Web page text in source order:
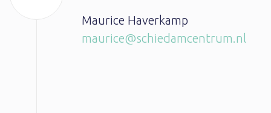
Maurice Haverkamp
maurice@schiedamcentrum.nl